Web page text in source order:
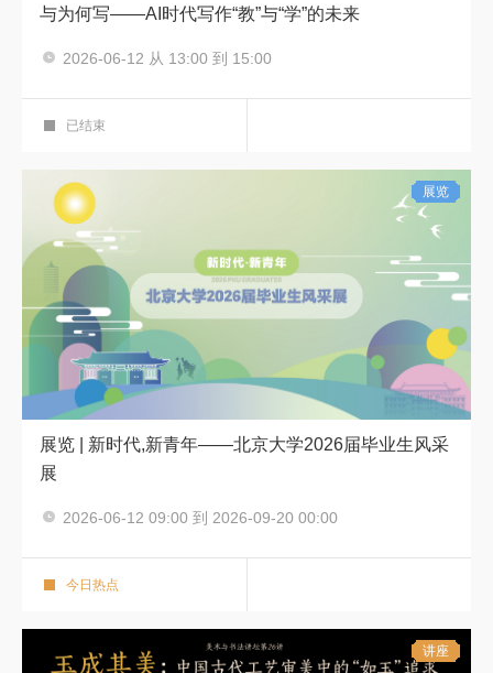
与为何写——AI时代写作“教”与“学”的未来
2026-06-12 从 13:00 到 15:00
艺术鉴赏厅
已结束
展览
展览 | 新时代,新青年——北京大学2026届毕业生风采
展
2026-06-12 09:00 到 2026-09-20 00:00
强国展厅
今日热点
讲座